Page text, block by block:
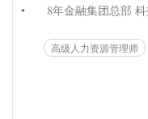
•	8年金融集团总部 科
•	3年互联网企业 中
•	6年培训咨询领域
高级人力资源管理师